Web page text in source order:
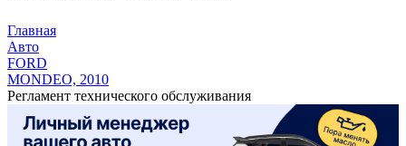
Главная
Авто
FORD
MONDEO, 2010
Регламент технического обслуживания